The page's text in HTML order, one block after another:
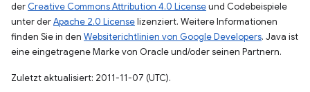
der Creative Commons Attribution 4.0 Licenseund Codebeispiele
unter derApache 2.0 Licenselizenziert. Weitere Informationen
finden Sie in den Websiterichtlinien von Google Developers. Java ist
eine eingetragene Marke von Oracle und/oder seinen Partnern.
Zuletzt aktualisiert: 2011-11-07 (UTC).